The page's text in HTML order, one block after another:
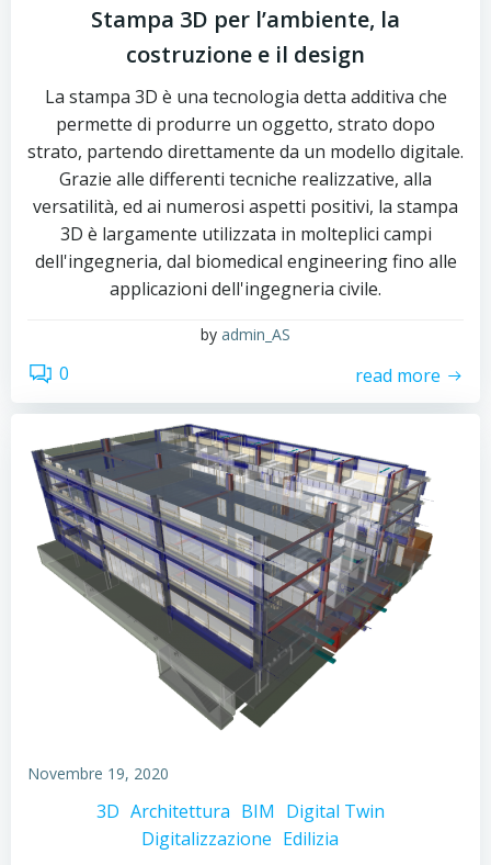
Stampa 3D per l’ambiente, la
costruzione e il design
La stampa 3D è una tecnologia detta additiva che
permette di produrre un oggetto, strato dopo
strato, partendo direttamente da un modello digitale.
Grazie alle differenti tecniche realizzative, alla
versatilità, ed ai numerosi aspetti positivi, la stampa
3D è largamente utilizzata in molteplici campi
dell'ingegneria, dal biomedical engineering fino alle
applicazioni dell'ingegneria civile.
by admin_AS
0 read more
Novembre 19, 2020
3D Architettura BIM Digital Twin
Digitalizzazione Edilizia